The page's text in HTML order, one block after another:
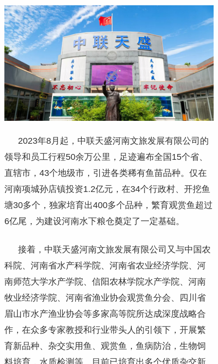
2023年8月起，中联天盛河南文旅发展有限公司的
领导和员工行程50余万公里，足迹遍布全国15个省、
直辖市，43个地级市，引进各类稀有鱼苗品种。仅在
河南项城孙店镇投资1.2亿元，在34个行政村、开挖鱼
塘30多个，独家培育出400多个品种，繁育观赏鱼超过
6亿尾，为建设河南水下粮仓奠定了一定基础。
接着，中联天盛河南文旅发展有限公司又与中国农
科院、河南省水产科学院、河南省农业经济学院、河
南师范大学水产学院、信阳农林学院水产学院、河南
牧业经济学院、河南省渔业协会观赏鱼分会、四川省
眉山市水产渔业协会等多家高等院所达成深度战略合
作，在众多专家教授和行业带头人的引领下，开展繁
育新品种、杂交实用鱼、观赏鱼，鱼病防治，生物饲
料培育，水质检测等。目前已培育出多个优质杂交新